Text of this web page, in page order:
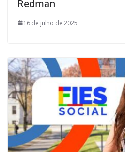
Redman
16 de julho de 2025